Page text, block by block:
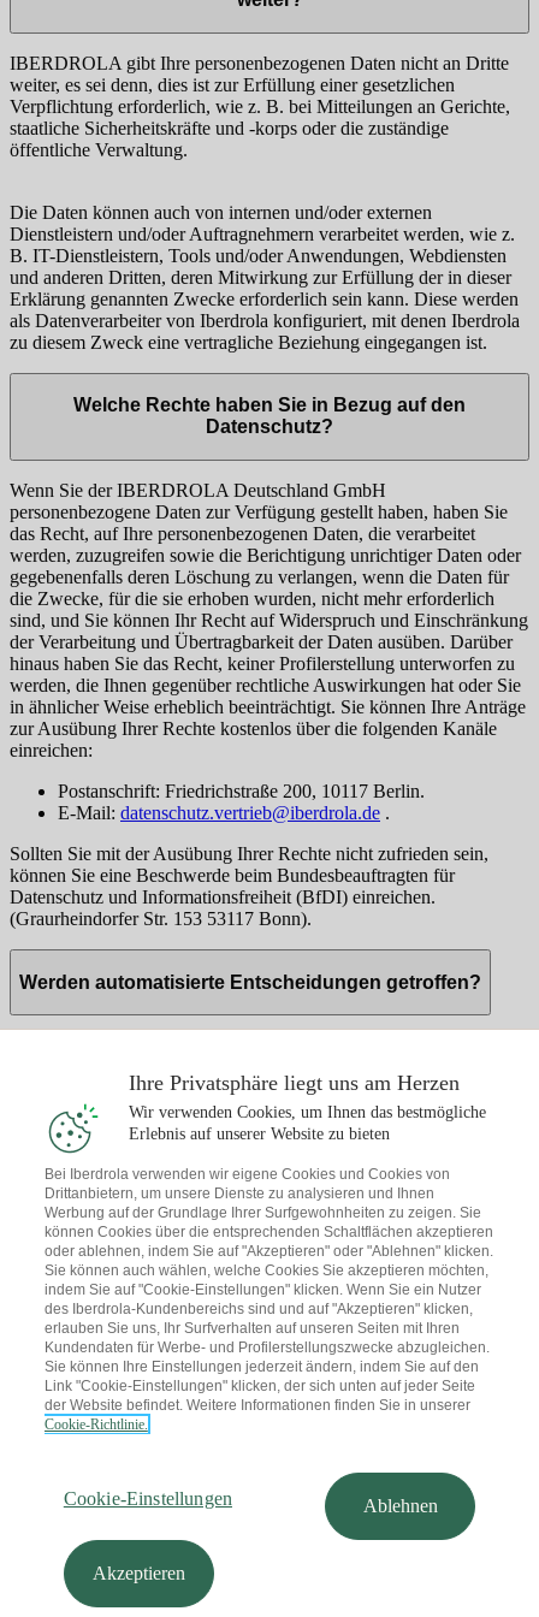
IBERDROLA gibt Ihre personenbezogenen Daten nicht an Dritte
weiter, es sei denn, dies ist zur Erfüllung einer gesetzlichen
Verpflichtung erforderlich, wie z. B. bei Mitteilungen an Gerichte,
staatliche Sicherheitskräfte und -korps oder die zuständige
öffentliche Verwaltung.
Die Daten können auch von internen und/oder externen
Dienstleistern und/oder Auftragnehmern verarbeitet werden, wie z.
B. IT-Dienstleistern, Tools und/oder Anwendungen, Webdiensten
und anderen Dritten, deren Mitwirkung zur Erfüllung der in dieser
Erklärung genannten Zwecke erforderlich sein kann. Diese werden
als Datenverarbeiter von Iberdrola konfiguriert, mit denen Iberdrola
zu diesem Zweck eine vertragliche Beziehung eingegangen ist.
Welche Rechte haben Sie in Bezug auf den
Datenschutz?
Wenn Sie der IBERDROLA Deutschland GmbH
personenbezogene Daten zur Verfügung gestellt haben, haben Sie
das Recht, auf Ihre personenbezogenen Daten, die verarbeitet
werden, zuzugreifen sowie die Berichtigung unrichtiger Daten oder
gegebenenfalls deren Löschung zu verlangen, wenn die Daten für
die Zwecke, für die sie erhoben wurden, nicht mehr erforderlich
sind, und Sie können Ihr Recht auf Widerspruch und Einschränkung
der Verarbeitung und Übertragbarkeit der Daten ausüben. Darüber
hinaus haben Sie das Recht, keiner Profilerstellung unterworfen zu
werden, die Ihnen gegenüber rechtliche Auswirkungen hat oder Sie
in ähnlicher Weise erheblich beeinträchtigt. Sie können Ihre Anträge
zur Ausübung Ihrer Rechte kostenlos über die folgenden Kanäle
einreichen:
Postanschrift: Friedrichstraße 200, 10117 Berlin.
E-Mail: datenschutz.vertrieb@iberdrola.de .
Sollten Sie mit der Ausübung Ihrer Rechte nicht zufrieden sein,
können Sie eine Beschwerde beim Bundesbeauftragten für
Datenschutz und Informationsfreiheit (BfDI) einreichen.
(Graurheindorfer Str. 153 53117 Bonn).
Werden automatisierte Entscheidungen getroffen?
werden, die rechtliche Auswirkungen auf die betroffenen Personen
hat oder sie in ähnlicher Weise erheblich beeinträchtigt.
Sollten in Zukunft automatisierte Entscheidungsprozesse eingeführt
werden, werden Sie darüber informiert und es wird sichergestellt,
dass solche Entscheidungen in Übereinstimmung mit den
Vorschriften getroffen werden, wobei geeignete Maßnahmen zum
Schutz der Rechte und Freiheiten der betroffenen Personen,
einschließlich des Rechts auf menschliches Eingreifen, auf
Äußerung ihrer Meinung und auf Anfechtung der Entscheidung,
getroffen werden.
Letzte Aktualisierung: Dezember 2025
ImpressumAllgemeine Geschäftsbedingungen
Cookie-Richtlinie
Datenschutzbestimmungen
Rechtliche
Hinweise
Stromkennzeichnung
Marktkommunikation Iberdrola.com
Ihre Privatsphäre liegt uns am Herzen
Wir verwenden Cookies, um Ihnen das bestmögliche
Erlebnis auf unserer Website zu bieten
Bei Iberdrola verwenden wir eigene Cookies und Cookies von
Drittanbietern, um unsere Dienste zu analysieren und Ihnen
Werbung auf der Grundlage Ihrer Surfgewohnheiten zu zeigen. Sie
können Cookies über die entsprechenden Schaltflächen akzeptieren
oder ablehnen, indem Sie auf "Akzeptieren" oder "Ablehnen" klicken.
Sie können auch wählen, welche Cookies Sie akzeptieren möchten,
indem Sie auf "Cookie-Einstellungen" klicken. Wenn Sie ein Nutzer
des Iberdrola-Kundenbereichs sind und auf "Akzeptieren" klicken,
erlauben Sie uns, Ihr Surfverhalten auf unseren Seiten mit Ihren
Kundendaten für Werbe- und Profilerstellungszwecke abzugleichen.
Sie können Ihre Einstellungen jederzeit ändern, indem Sie auf den
Link "Cookie-Einstellungen" klicken, der sich unten auf jeder Seite
der Website befindet. Weitere Informationen finden Sie in unserer
Cookie-Richtlinie.
Cookie-Einstellungen Ablehnen
Akzeptieren